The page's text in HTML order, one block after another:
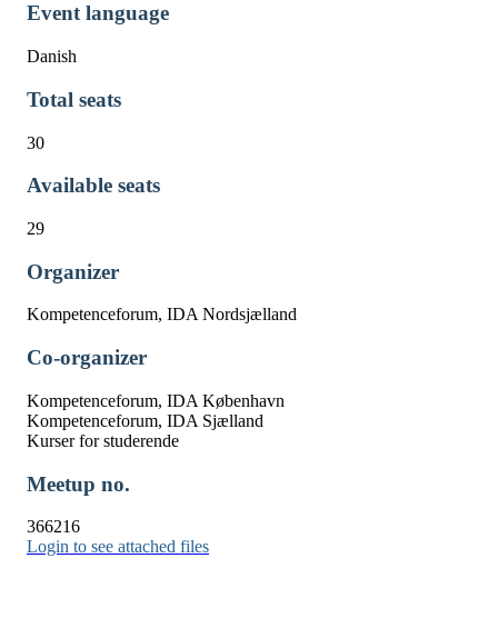
Event language
Danish
Total seats
30
Available seats
29
Organizer
Kompetenceforum, IDA Nordsjælland
Co-organizer
Kompetenceforum, IDA København
Kompetenceforum, IDA Sjælland
Kurser for studerende
Meetup no.
366216
Login to see attached files